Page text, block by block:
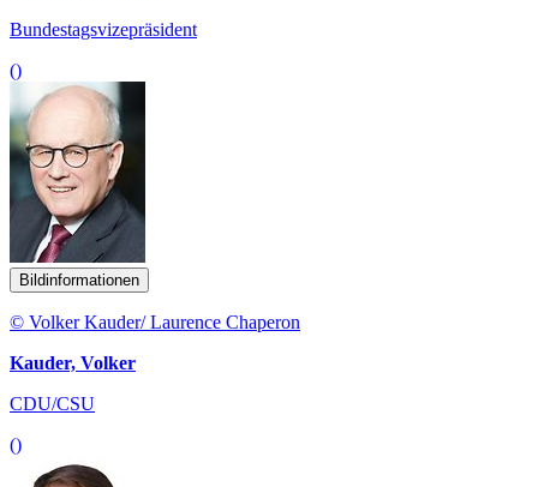
Bundestagsvizepräsident
()
Bildinformationen
© Volker Kauder/ Laurence Chaperon
Kauder, Volker
CDU/CSU
()